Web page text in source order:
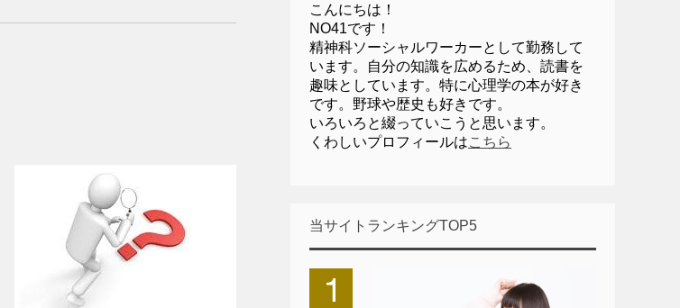
こんにちは！
NO41です！
精神科ソーシャルワーカーとして勤務して
います。自分の知識を広めるため、読書を
趣味としています。特に心理学の本が好き
です。野球や歴史も好きです。
いろいろと綴っていこうと思います。
くわしいプロフィールはこちら
当サイトランキングTOP5